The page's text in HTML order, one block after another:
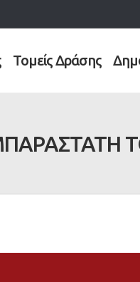
Τομείς Δράσης